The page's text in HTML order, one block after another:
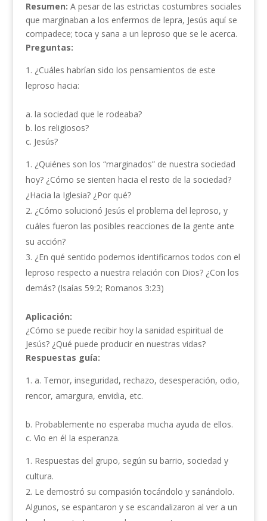
Resumen: A pesar de las estrictas costumbres sociales
que marginaban a los enfermos de lepra, Jesús aquí se
compadece; toca y sana a un leproso que se le acerca.
Preguntas:
¿Cuáles habrían sido los pensamientos de este
leproso hacia:
a. la sociedad que le rodeaba?
b. los religiosos?
c. Jesús?
¿Quiénes son los “marginados” de nuestra sociedad
hoy? ¿Cómo se sienten hacia el resto de la sociedad?
¿Hacia la Iglesia? ¿Por qué?
¿Cómo solucionó Jesús el problema del leproso, y
cuáles fueron las posibles reacciones de la gente ante
su acción?
¿En qué sentido podemos identificarnos todos con el
leproso respecto a nuestra relación con Dios? ¿Con los
demás? (Isaías 59:2; Romanos 3:23)
Aplicación:
¿Cómo se puede recibir hoy la sanidad espiritual de
Jesús? ¿Qué puede producir en nuestras vidas?
Respuestas guía:
a. Temor, inseguridad, rechazo, desesperación, odio,
rencor, amargura, envidia, etc.
b. Probablemente no esperaba mucha ayuda de ellos.
c. Vio en él la esperanza.
Respuestas del grupo, según su barrio, sociedad y
cultura.
Le demostró su compasión tocándolo y sanándolo.
Algunos, se espantaron y se escandalizaron al ver a un